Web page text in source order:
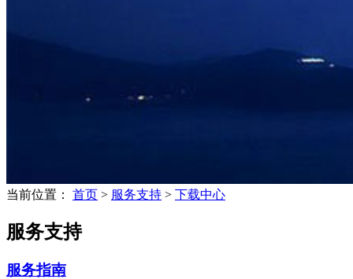
当前位置： 首页 > 服务支持 > 下载中心
服务支持
服务指南